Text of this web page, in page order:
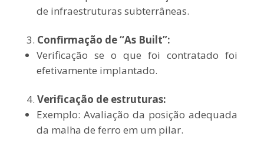
de infraestruturas subterrâneas.
Confirmação de “As Built”:
Verificação se o que foi contratado foi
efetivamente implantado.
Verificação de estruturas:
Exemplo: Avaliação da posição adequada
da malha de ferro em um pilar.